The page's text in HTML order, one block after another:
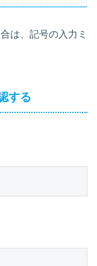
は、記号の入力ミ
する